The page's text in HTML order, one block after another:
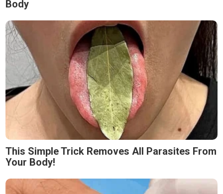
Body
This Simple Trick Removes All Parasites From
Your Body!